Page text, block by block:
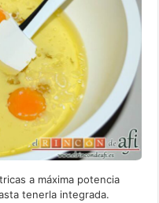
a máxima potencia
tenerla integrada.